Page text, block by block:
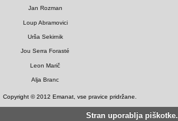
Jan Rozman
Loup Abramovici
Urša Sekirnik
Jou Serra Forasté
Leon Marič
Alja Branc
Copyright © 2012 Emanat, vse pravice pridržane.
Stran uporablja piškotke.